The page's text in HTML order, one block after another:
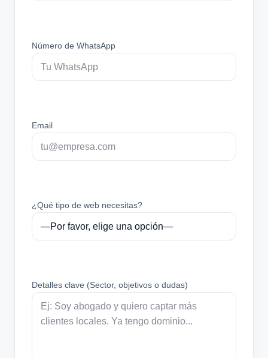
Número de WhatsApp
Email
¿Qué tipo de web necesitas?
Detalles clave (Sector, objetivos o dudas)